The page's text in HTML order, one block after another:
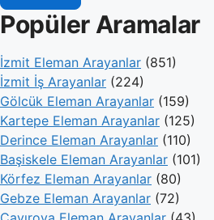
Popüler Aramalar
İzmit Eleman Arayanlar (851)
İzmit İş Arayanlar (224)
Gölcük Eleman Arayanlar (159)
Kartepe Eleman Arayanlar (125)
Derince Eleman Arayanlar (110)
Başiskele Eleman Arayanlar (101)
Körfez Eleman Arayanlar (80)
Gebze Eleman Arayanlar (72)